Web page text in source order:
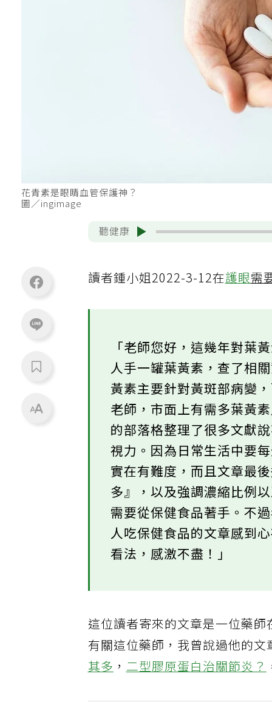
花青素是眼睛血管保護神？
圖／ingimage
聽健康
讀者鍾小姐2022-3-12在護眼需
「老師您好，這幾年對葉
人手一罐葉黃素，查了相
黃素主要針對黃斑部病變
老師，市面上有需多葉黃
的部落格整理了很多文獻
視力。因為日常生活中要
實在有難度，而且文章最
多』，以及強調濃縮比例
需要從保健食品著手。不
人吃保健食品的文章感到
看法，感激不盡！」
這位讀者寄來的文章是一位藥
有關這位藥師，我曾說過他的
其多 ，二型膠原蛋白治關節炎？